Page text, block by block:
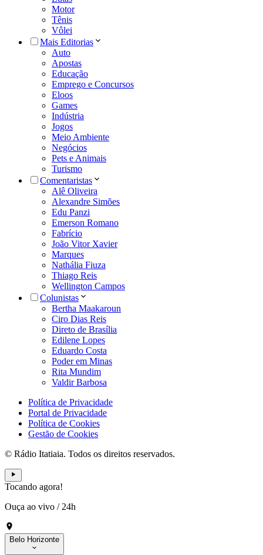
Motor
Tênis
Vôlei
Mais Editorias
Auto
Apostas
Educação
Emprego e Concursos
Eloos
Games
Indústria
Jogos
Meio Ambiente
Negócios
Pets e Animais
Turismo
Comentaristas
Alê Oliveira
Alexandre Simões
Edu Panzi
Emerson Romano
Fabrício
João Vitor Xavier
Marques
Nathália Fiuza
Thiago Reis
Wellington Campos
Colunistas
Bertha Maakaroun
Ciro Dias Reis
Direto de Brasília
Edilene Lopes
Eduardo Costa
Poder em Minas
Rita Mundim
Valdir Barbosa
Política de Privacidade
Portal de Privacidade
Política de Cookies
Gestão de Cookies
© Rádio Itatiaia. Todos os direitos reservados.
Tocando agora!
Ouça ao vivo / 24h
Belo Horizonte